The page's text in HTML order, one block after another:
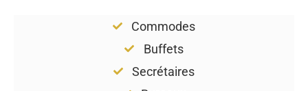
Commodes
Buffets
Secrétaires